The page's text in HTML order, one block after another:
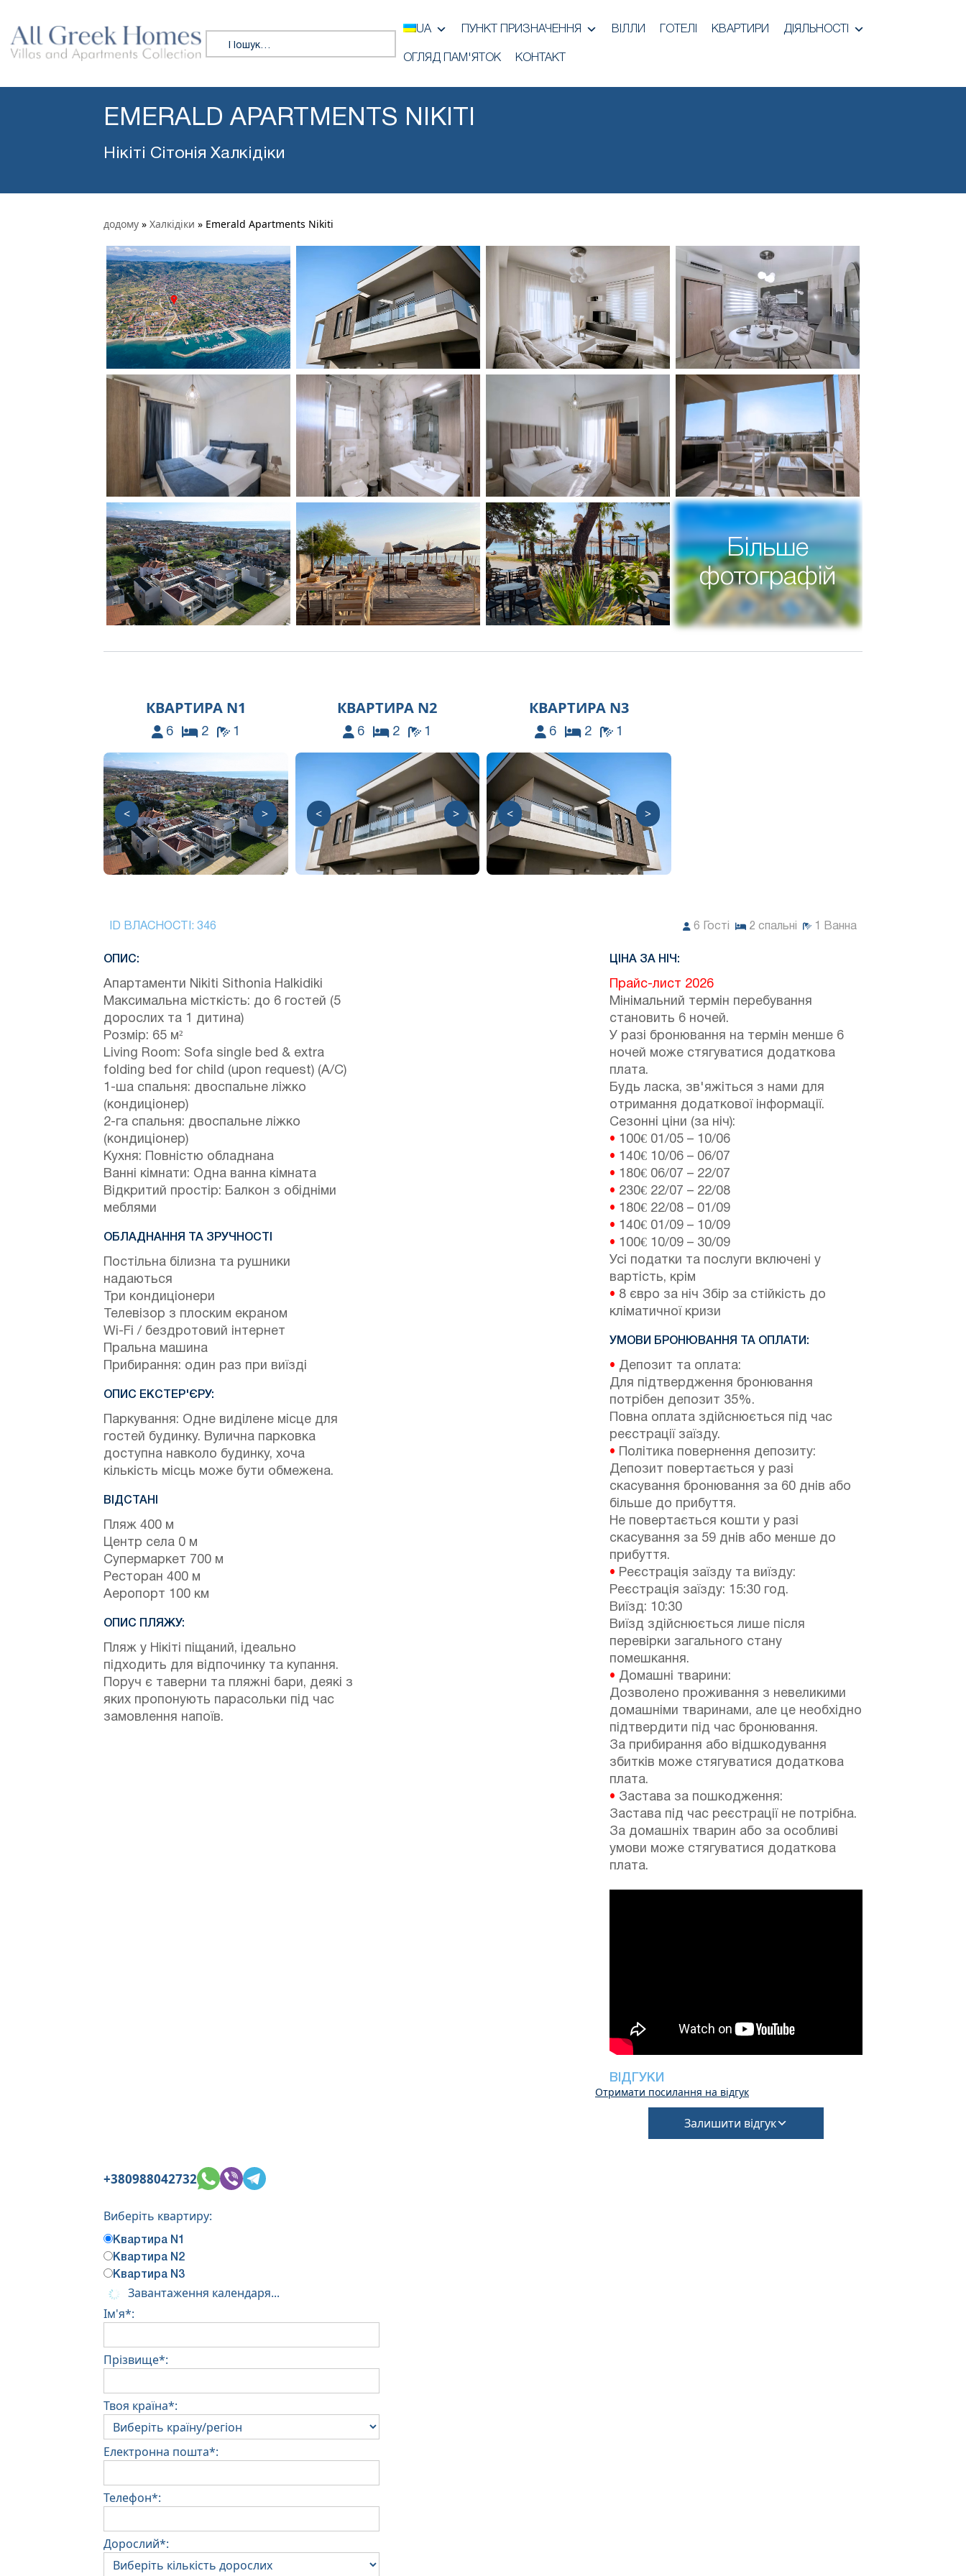
Пошук:
UA ПУНКТ ПРИЗНАЧЕННЯ ВІЛЛИ ГОТЕЛІ КВАРТИРИ ДІЯЛЬНОСТІ
ОГЛЯД ПАМ'ЯТОК КОНТАКТ
EMERALD APARTMENTS NIKITI
Нікіті Сітонія Халкідіки
додому » Халкідіки » Emerald Apartments Nikiti
Більше
фотографій
КВАРТИРА N1
6 2 1
< >
КВАРТИРА N2
6 2 1
< >
КВАРТИРА N3
6 2 1
< >
ID ВЛАСНОСТІ: 346 6 Гості 2 спальні Ванна
ОПИС:
Апартаменти Nikiti Sithonia Halkidiki
Максимальна місткість: до 6 гостей (5
дорослих та 1 дитина)
Розмір: 65 м²
Living Room: Sofa single bed & extra
folding bed for child (upon request) (A/C)
1-ша спальня: двоспальне ліжко
(кондиціонер)
2-га спальня: двоспальне ліжко
(кондиціонер)
Кухня: Повністю обладнана
Ванні кімнати: Одна ванна кімната
Відкритий простір: Балкон з обідніми
меблями
ОБЛАДНАННЯ ТА ЗРУЧНОСТІ
Постільна білизна та рушники
надаються
Три кондиціонери
Телевізор з плоским екраном
Wi-Fi / бездротовий інтернет
Пральна машина
Прибирання: один раз при виїзді
ОПИС ЕКСТЕР'ЄРУ:
Паркування: Одне виділене місце для
гостей будинку. Вулична парковка
доступна навколо будинку, хоча
кількість місць може бути обмежена.
ВІДСТАНІ
Пляж 400 м
Центр села 0 м
Супермаркет 700 м
Ресторан 400 м
Аеропорт 100 км
ОПИС ПЛЯЖУ:
Пляж у Нікіті піщаний, ідеально
підходить для відпочинку та купання.
Поруч є таверни та пляжні бари, деякі з
яких пропонують парасольки під час
замовлення напоїв.
ЦІНА ЗА НІЧ:
Прайс-лист 2026
Мінімальний термін перебування
становить 6 ночей.
У разі бронювання на термін менше 6
ночей може стягуватися додаткова
плата.
Будь ласка, зв'яжіться з нами для
отримання додаткової інформації.
Сезонні ціни (за ніч):
• 100€ 01/05 – 10/06
• 140€ 10/06 – 06/07
• 180€ 06/07 – 22/07
• 230€ 22/07 – 22/08
• 180€ 22/08 – 01/09
• 140€ 01/09 – 10/09
• 100€ 10/09 – 30/09
Усі податки та послуги включені у
вартість, крім
• 8 євро за ніч Збір за стійкість до
кліматичної кризи
УМОВИ БРОНЮВАННЯ ТА ОПЛАТИ:
• Депозит та оплата:
Для підтвердження бронювання
потрібен депозит 35%.
Повна оплата здійснюється під час
реєстрації заїзду.
• Політика повернення депозиту:
Депозит повертається у разі
скасування бронювання за 60 днів або
більше до прибуття.
Не повертається кошти у разі
скасування за 59 днів або менше до
прибуття.
• Реєстрація заїзду та виїзду:
Реєстрація заїзду: 15:30 год.
Виїзд: 10:30
Виїзд здійснюється лише після
перевірки загального стану
помешкання.
• Домашні тварини:
Дозволено проживання з невеликими
домашніми тваринами, але це необхідно
підтвердити під час бронювання.
За прибирання або відшкодування
збитків може стягуватися додаткова
плата.
• Застава за пошкодження:
Застава під час реєстрації не потрібна.
За домашніх тварин або за особливі
умови може стягуватися додаткова
плата.
ВІДГУКИ
Отримати посилання на відгук
Залишити відгук
+380988042732
Виберіть квартиру:
Квартира N1
Квартира N2
Квартира N3
Завантаження календаря...
Ім'я*:
Прізвище*:
Твоя країна*:
Електронна пошта*:
Телефон*:
Дорослий*: